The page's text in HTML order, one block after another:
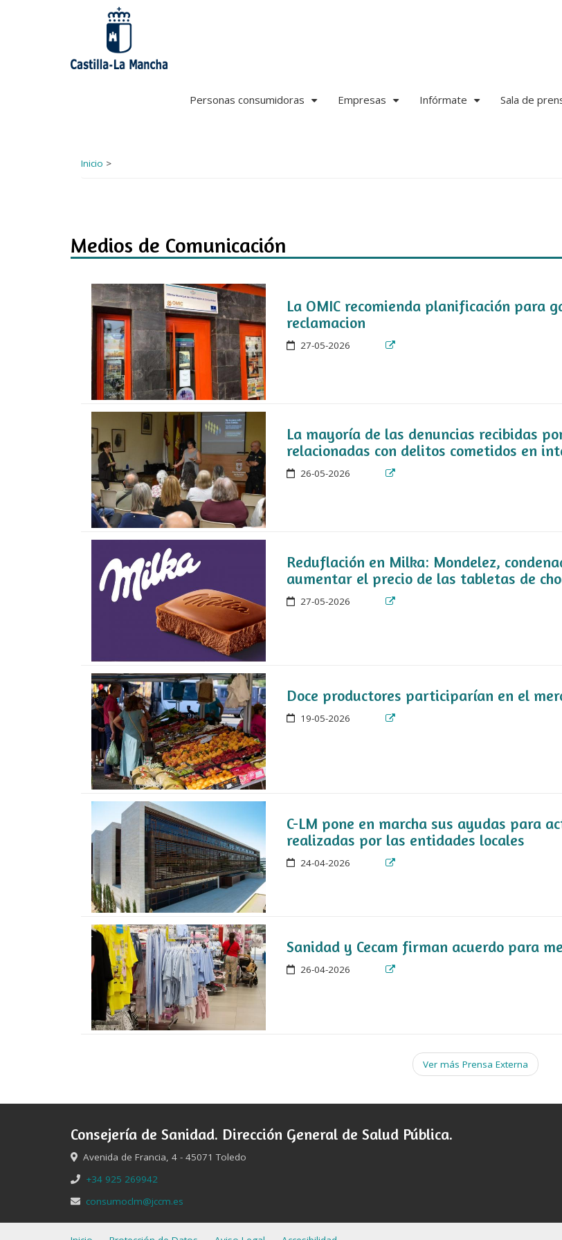
Personas consumidoras Empresas Infórmate Sala de
Inicio >
Medios de Comunicación
La OMIC recomienda planificación para
reclamacion
27-05-2026
La mayoría de las denuncias recibidas
relacionadas con delitos cometidos en
26-05-2026
Reduflación en Milka: Mondelez,
aumentar el precio de las tabletas de
27-05-2026
Doce productores participarían en el
19-05-2026
C-LM pone en marcha sus ayudas para
realizadas por las entidades locales
24-04-2026
Sanidad y Cecam firman acuerdo para
26-04-2026
Ver más Prensa Externa
Consejería de Sanidad. Dirección General de Salud Pública.
Avenida de Francia, 4 - 45071 Toledo
+34 925 269942
consumoclm@jccm.es